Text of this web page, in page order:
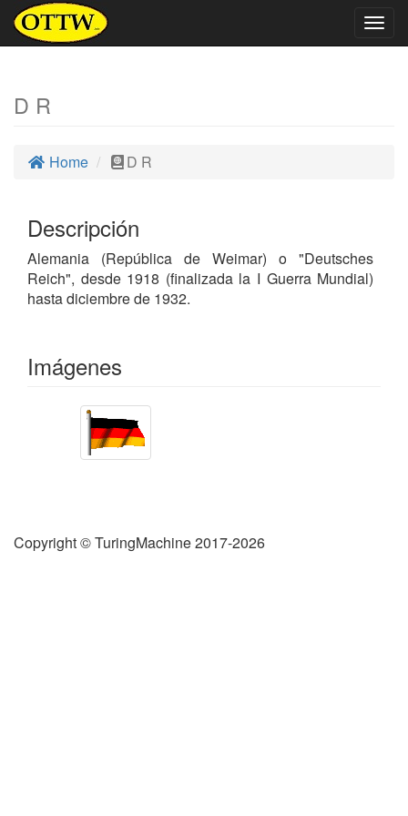
D R
Home D R
Descripción
Alemania (República de Weimar) o "Deutsches
Reich", desde 1918 (finalizada la I Guerra Mundial)
hasta diciembre de 1932.
Imágenes
Copyright © TuringMachine 2017-2026